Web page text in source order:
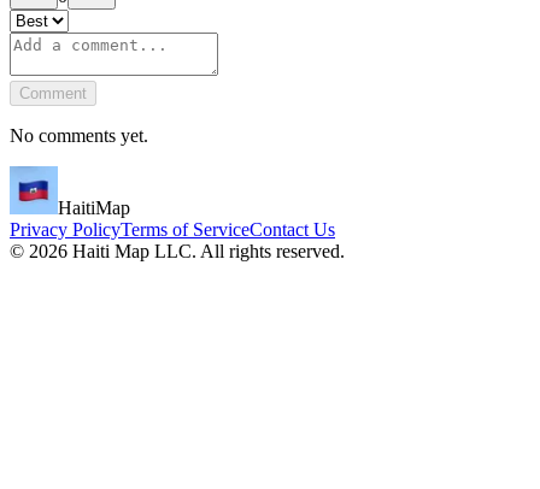
Comment
No comments yet.
HaitiMap
Privacy PolicyTerms of ServiceContact Us
© 2026 Haiti Map LLC. All rights reserved.